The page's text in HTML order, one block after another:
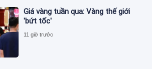
Giá vàng tuần qua: Vàng thế giới
'bứt tốc'
11 giờ trước